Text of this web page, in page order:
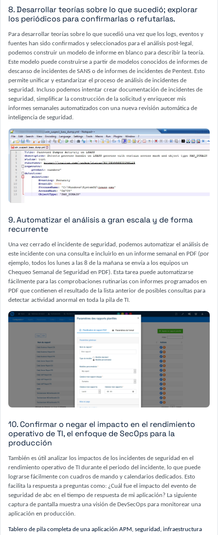
8. Desarrollar teorías sobre lo que sucedió; explorar
los periódicos para confirmarlas o refutarlas.
Para desarrollar teorías sobre lo que sucedió una vez que los logs, eventos y
fuentes han sido confirmados y seleccionados para el análisis post-legal,
podemos construir un modelo de informe en blanco para describir la teoría.
Este modelo puede construirse a partir de modelos conocidos de informes de
descanso de incidentes de SANS o de informes de incidentes de Pentest. Esto
permite unificar y estandarizar el proceso de análisis de incidentes de
seguridad. Incluso podemos intentar crear documentación de incidentes de
seguridad, simplificar la construcción de la solicitud y enriquecer mis
informes semanales automatizados con una nueva revisión automática de
inteligencia de seguridad.
9. Automatizar el análisis a gran escala y de forma
recurrente
Una vez cerrado el incidente de seguridad, podemos automatizar el análisis de
este incidente con una consulta e incluirlo en un informe semanal en PDF (por
ejemplo, todos los lunes a las 8 de la mañana se envía a los equipos un
Chequeo Semanal de Seguridad en PDF). Esta tarea puede automatizarse
fácilmente para las comprobaciones rutinarias con informes programados en
PDF que contienen el resultado de la lista anterior de posibles consultas para
detectar actividad anormal en toda la pila de TI.
10. Confirmar o negar el impacto en el rendimiento
operativo de TI, el enfoque de SecOps para la
producción
También es útil analizar los impactos de los incidentes de seguridad en el
rendimiento operativo de TI durante el periodo del incidente, lo que puede
lograrse fácilmente con cuadros de mando y calendarios dedicados. Esto
facilita la respuesta a preguntas como: ¿Cuál fue el impacto del evento de
seguridad de abc en el tiempo de respuesta de mi aplicación? La siguiente
captura de pantalla muestra una visión de DevSecOps para monitorear una
aplicación en producción.
Tablero de pila completa de una aplicación APM, seguridad, infraestructura